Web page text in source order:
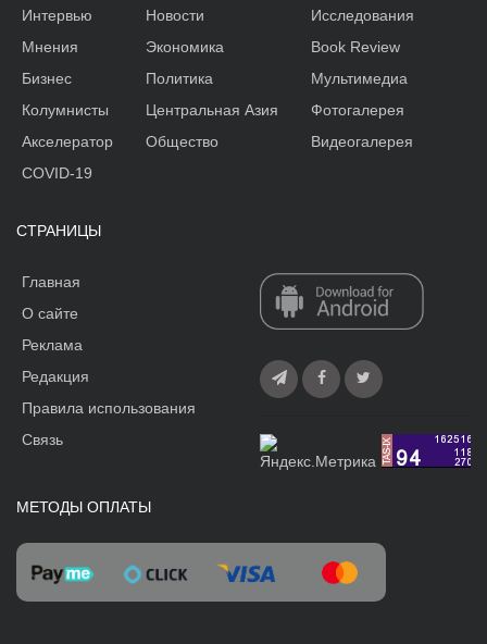
Интервью
Мнения
Бизнес
Колумнисты
Акселератор
Новости
Экономика
Политика
Центральная Азия
Общество
Исследования
Book Review
Мультимедиа
Фотогалерея
Видеогалерея
COVID-19
СТРАНИЦЫ
Главная
О сайте
Реклама
Редакция
Правила использования
Связь
МЕТОДЫ ОПЛАТЫ